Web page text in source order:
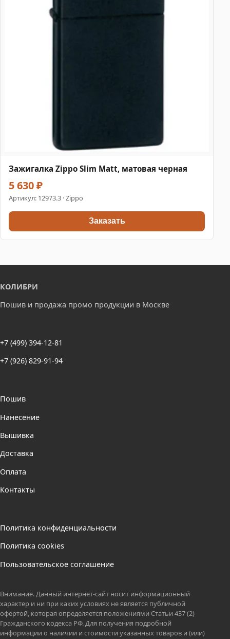
Зажигалка Zippo Slim Matt, матовая черная
5 630 ₽
Артикул: 12973.3 · Zippo
Заказать
КОЛИБРИ
Пошив и продажа промо продукции в Москве
+7 (499) 394-12-81
+7 (926) 829-91-94
Пошив
Нанесение
Вышивка
Доставка
Оплата
Контакты
Политика конфиденциальности
Политика cookies
Пользовательское соглашение
Внимание. Данный интернет-сайт носит информационный
характер и ни при каких условиях не является публичной
офертой, которая определяется положениями Статьи 437 (2)
Гражданского кодекса РФ. Для получения подробной
информации о наличии и стоимости указанных товаров и (или)